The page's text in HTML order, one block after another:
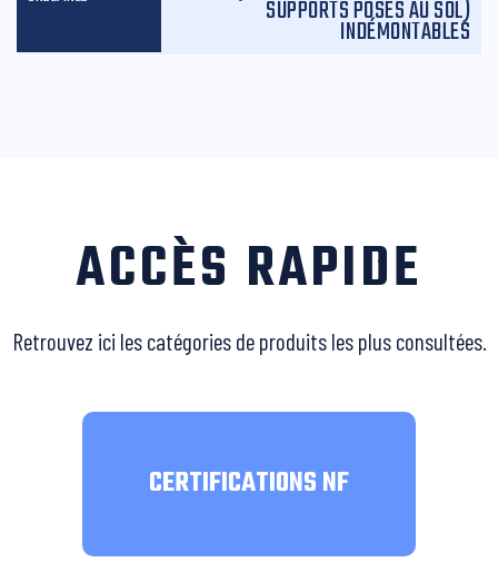
SUPPORTS POSÉS AU SOL)
INDÉMONTABLES
ACCÈS RAPIDE
Retrouvez ici les catégories de produits les plus consultées.
CERTIFICATIONS NF